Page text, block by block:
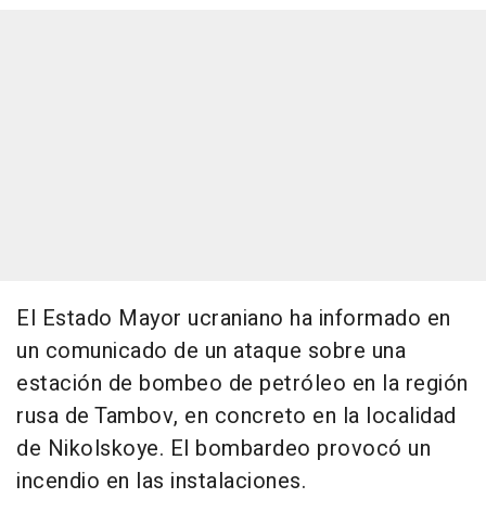
El Estado Mayor ucraniano ha informado en
un comunicado de un ataque sobre una
estación de bombeo de petróleo en la región
rusa de Tambov, en concreto en la localidad
de Nikolskoye. El bombardeo provocó un
incendio en las instalaciones.